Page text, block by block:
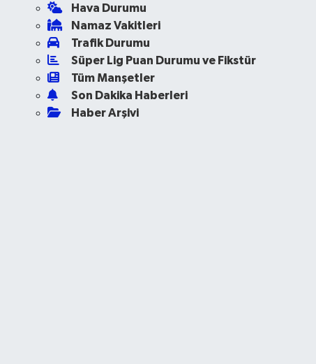
Hava Durumu
Namaz Vakitleri
Trafik Durumu
Süper Lig Puan Durumu ve Fikstür
Tüm Manşetler
Son Dakika Haberleri
Haber Arşivi